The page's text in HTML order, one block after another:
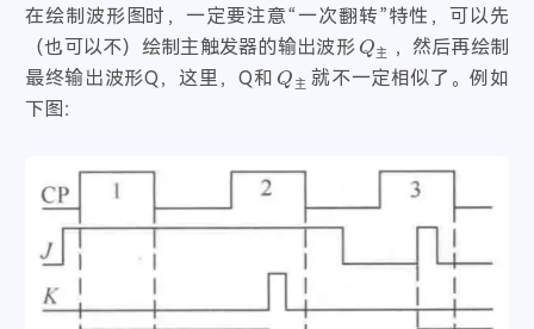
在绘制波形图时，一定要注意“一次翻转”特性，可以先
（也可以不）绘制主触发器的输出波形 Q
主
，然后再绘制
最终输出波形Q，这里，Q和 Q
主
就不一定相似了。例如
下图：